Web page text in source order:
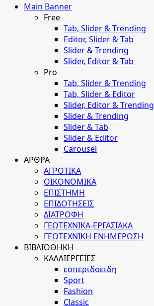
Main Banner
Free
Tab, Slider & Trending
Editor, Slider & Tab
Slider & Trending
Slider, Editor & Tab
Pro
Tab, Slider & Trending
Tab, Slider & Editor
Slider, Editor & Trending
Slider & Trending
Slider & Tab
Slider & Editor
Carousel
ΑΡΘΡΑ
ΑΓΡΟΤΙΚΑ
ΟΙΚΟΝΟΜΙΚΑ
ΕΠΙΣΤΗΜΗ
ΕΠΙΔΟΤΗΣΕΙΣ
ΔΙΑΤΡΟΦΗ
ΓΕΩΤΕΧΝΙΚΑ-ΕΡΓΑΣΙΑΚΑ
ΓΕΩΤΕΧΝΙΚΗ ΕΝΗΜΕΡΩΣΗ
ΒΙΒΛΙΟΘΗΚΗ
ΚΑΛΛΙΕΡΓΕΙΕΣ
εσπεριδοειδη
Sport
Fashion
Classic